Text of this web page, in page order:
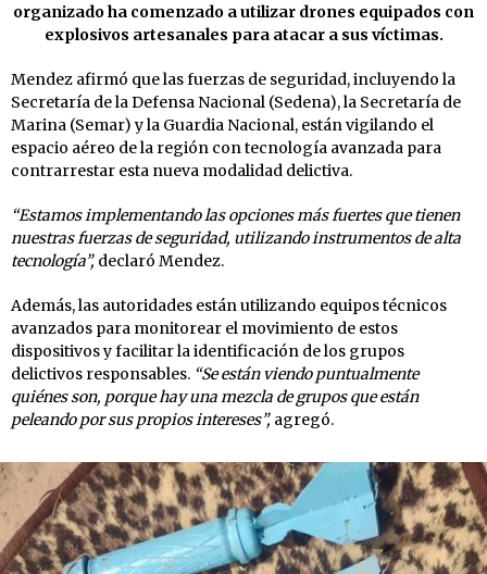
organizado ha comenzado a utilizar drones equipados con
explosivos artesanales para atacar a sus víctimas.
Mendez afirmó que las fuerzas de seguridad, incluyendo la
Secretaría de la Defensa Nacional (Sedena), la Secretaría de
Marina (Semar) y la Guardia Nacional, están vigilando el
espacio aéreo de la región con tecnología avanzada para
contrarrestar esta nueva modalidad delictiva.
“Estamos implementando las opciones más fuertes que tienen
nuestras fuerzas de seguridad, utilizando instrumentos de alta
tecnología”, declaró Mendez.
Además, las autoridades están utilizando equipos técnicos
avanzados para monitorear el movimiento de estos
dispositivos y facilitar la identificación de los grupos
delictivos responsables. “Se están viendo puntualmente
quiénes son, porque hay una mezcla de grupos que están
peleando por sus propios intereses”, agregó.